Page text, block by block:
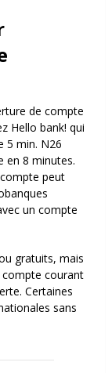
de compte
Hello bank! qui
5 min. N26
en 8 minutes.
compte peut
un compte
gratuits, mais
courant
Certaines
sans